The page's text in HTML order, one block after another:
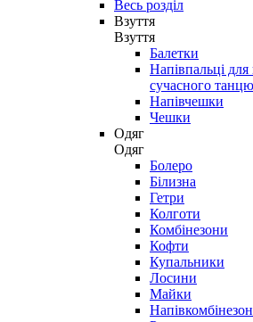
Весь розділ
Взуття
Взуття
Балетки
Напівпальці
сучасного танцю
Напівчешки
Чешки
Одяг
Одяг
Болеро
Білизна
Гетри
Колготи
Комбінезони
Кофти
Купальники
Лосини
Майки